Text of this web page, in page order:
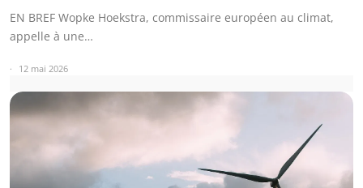
EN BREF Wopke Hoekstra, commissaire européen au climat,
appelle à une…
12 mai 2026